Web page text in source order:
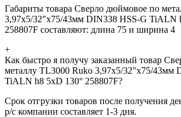
Габариты товара Сверло дюймовое по
3,97x5/32"x75/43мм DIN338 HSS-G TiALN
258807F составляют: длина 75 и ширина 4
+
Как быстро я получу заказанный товар
металлу TL3000 Ruko 3,97x5/32"x75/43мм
TiALN h8 5xD 130° 258807F?
Срок отгрузки товаров после получения
р/с компании составляет 1-3 дня.